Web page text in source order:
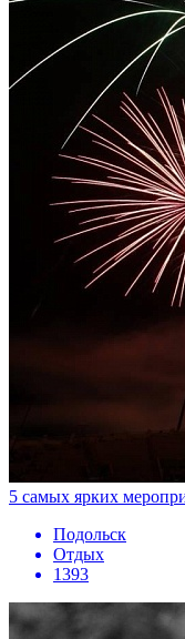
5 самых ярких
Подольск
Отдых
1393